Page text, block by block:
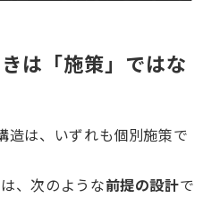
は「施策」ではな
造は、いずれも個別施策で
、次のような前提の設計で